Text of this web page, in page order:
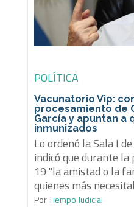
POLÍTICA
Vacunatorio Vip:
procesamiento de
García y apuntan a
inmunizados
Lo ordenó la Sala I
indicó que durante la
19 "la amistad o la
quienes más
PorTiempo Judicial